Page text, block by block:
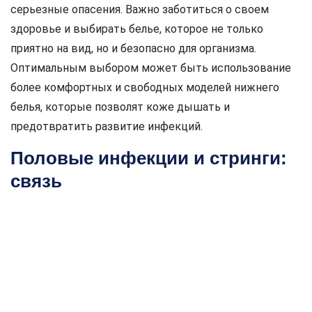
серьезные опасения. Важно заботиться о своем
здоровье и выбирать белье, которое не только
приятно на вид, но и безопасно для организма.
Оптимальным выбором может быть использование
более комфортных и свободных моделей нижнего
белья, которые позволят коже дышать и
предотвратить развитие инфекций.
Половые инфекции и стринги:
связь